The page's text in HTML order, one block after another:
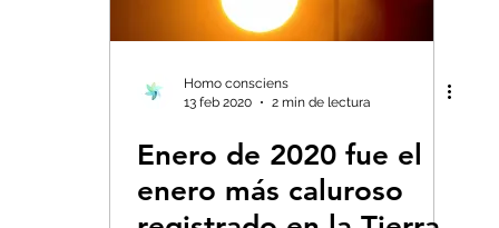
Capitalismo -Neoliberalismo
Homo consciens
13 feb 2020
2 min de lectura
Enero de 2020 fue el
enero más caluroso